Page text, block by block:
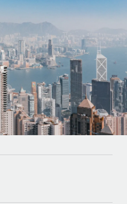
벌 HR 및 급여 솔루션
통합